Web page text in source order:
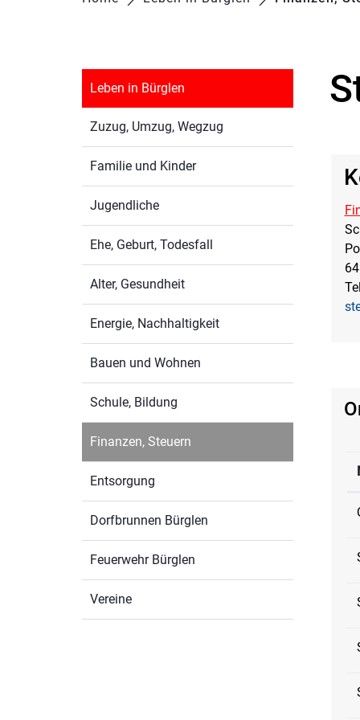
Leben in Bürglen
Zuzug, Umzug, Wegzug
Familie und Kinder
Jugendliche
Ehe, Geburt, Todesfall
Alter, Gesundheit
Energie, Nachhaltigkeit
Bauen und Wohnen
Schule, Bildung
Finanzen, Steuern
Entsorgung
Dorfbrunnen Bürglen
Feuerwehr Bürglen
Vereine